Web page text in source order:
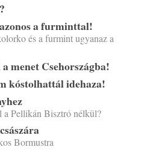
a furminttal!
és a furmint ugyanaz a
menet Csehországba!
kóstolhattál idehaza!
Pellikán Bisztró nélkül?
Bormustra